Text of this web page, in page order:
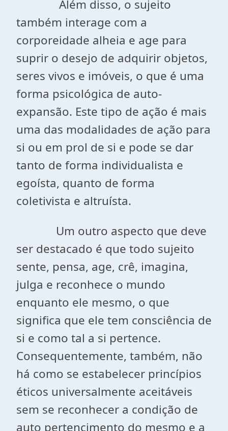
Além disso, o sujeito
também interage com a
corporeidade alheia e age para
suprir o desejo de adquirir objetos,
seres vivos e imóveis, o que é uma
forma psicológica de auto-
expansão. Este tipo de ação é mais
uma das modalidades de ação para
si ou em prol de si e pode se dar
tanto de forma individualista e
egoísta, quanto de forma
coletivista e altruísta.
Um outro aspecto que deve
ser destacado é que todo sujeito
sente, pensa, age, crê, imagina,
julga e reconhece o mundo
enquanto ele mesmo, o que
significa que ele tem consciência de
si e como tal a si pertence.
Consequentemente, também, não
há como se estabelecer princípios
éticos universalmente aceitáveis
sem se reconhecer a condição de
auto pertencimento do mesmo e a